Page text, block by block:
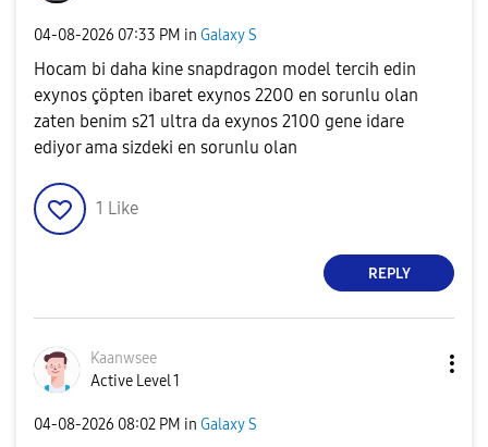
‎04-08-2026 07:33 PM in Galaxy S
Hocam bi daha kine snapdragon model tercih edin
exynos çöpten ibaret exynos 2200 en sorunlu olan
zaten benim s21 ultra da exynos 2100 gene idare
ediyor ama sizdeki en sorunlu olan
1 Like
REPLY
Kaanwsee
Active Level 1
‎04-08-2026 08:02 PM in Galaxy S